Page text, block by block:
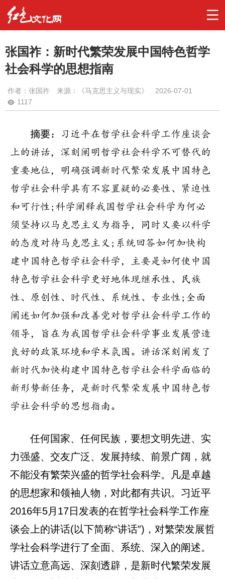
张国祚：新时代繁荣发展中国特色哲学
社会科学的思想指南
作者： 张国祚 来源：《马克思主义与现实》
2026-07-01
1117
摘要：
习近平在哲学社会科学工作座谈会
上的讲话，深刻阐明哲学社会科学不可替代的
重要地位，明确强调新时代繁荣发展中国特色
哲学社会科学具有不容置疑的必要性、紧迫性
和可行性;科学阐释我国哲学社会科学为何必
须坚持以马克思主义为指导，同时又要以科学
的态度对待马克思主义;系统回答如何加快构
建中国特色哲学社会科学，主要是如何使中国
特色哲学社会科学更好地体现继承性、民族
性、原创性、时代性、系统性、专业性;全面
阐述如何加强和改善党对哲学社会科学工作的
领导，旨在为我国哲学社会科学事业发展营造
良好的政策环境和学术氛围。讲话深刻阐发了
新时代加快构建中国特色哲学社会科学面临的
新形势新任务，是新时代繁荣发展中国特色哲
学社会科学的思想指南。
任何国家、任何民族，要想文明先进、实
力强盛、交友广泛、发展持续、前景广阔，就
不能没有繁荣兴盛的哲学社会科学。凡是卓越
的思想家和领袖人物，对此都有共识。习近平
2016年5月17日发表的在哲学社会科学工作座
谈会上的讲话(以下简称“讲话”)，对繁荣发展哲
学社会科学进行了全面、系统、深入的阐述。
讲话立意高远、深刻透辟，是新时代繁荣发展